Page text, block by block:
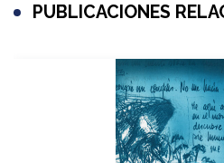
PUBLICACIONES